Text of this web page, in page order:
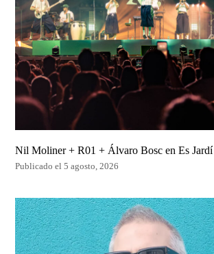
Nil Moliner + R01 + Álvaro Bosc en Es Jardí
Publicado el 5 agosto, 2026